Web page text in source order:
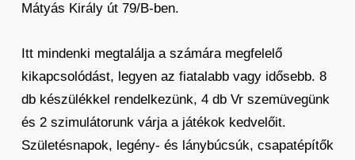
Mátyás Király út 79/B-ben.
Itt mindenki megtalálja a számára megfelelő
kikapcsolódást, legyen az fiatalabb vagy idősebb. 8
db készülékkel rendelkezünk, 4 db Vr szemüvegünk
és 2 szimulátorunk várja a játékok kedvelőit.
Születésnapok, legény- és lánybúcsúk, csapatépítők